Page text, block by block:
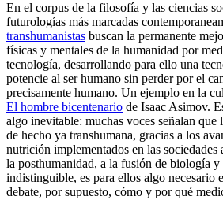
En el corpus de la filosofía y las ciencias
futurologías más marcadas
transhumanistas buscan la permanente
físicas y mentales de la humanidad por
tecnología, desarrollando para ello una
potencie al ser humano sin perder por el
precisamente humano. Un ejemplo en la
El hombre bicentenario de Isaac Asimov.
algo inevitable: muchas voces señalan que
de hecho ya transhumana, gracias a los
nutrición implementados en las sociedades
la posthumanidad, a la fusión de biología
indistinguible, es para ellos algo necesario
debate, por supuesto, cómo y por qué